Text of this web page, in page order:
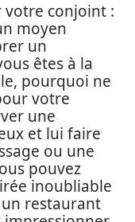
votre conjoint :
moyen
un
êtes à la
pourquoi ne
votre
une
et lui faire
ou une
pouvez
inoubliable
restaurant